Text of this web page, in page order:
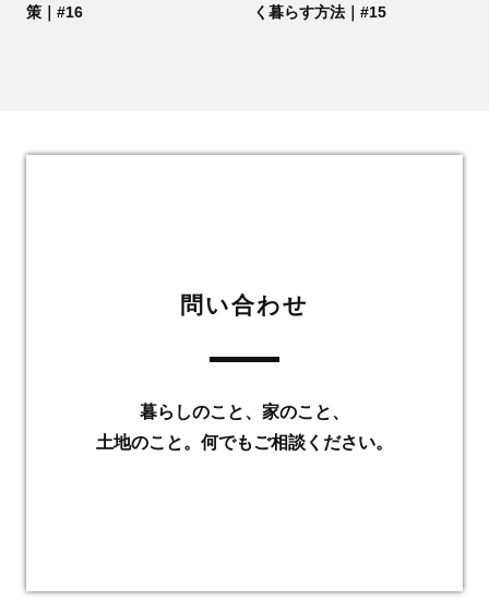
策｜#16
く暮らす方法｜#15
問い合わせ
暮らしのこと、家のこと、
土地のこと。何でもご相談ください。